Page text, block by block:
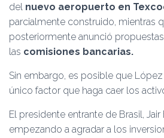
del nuevo aeropuerto en
parcialmente construido, mientras
posteriormente anunció
las comisiones bancarias.
Sin embargo, es posible que
único factor que haga caer los
El presidente entrante de Brasil,
empezando a agradar a los